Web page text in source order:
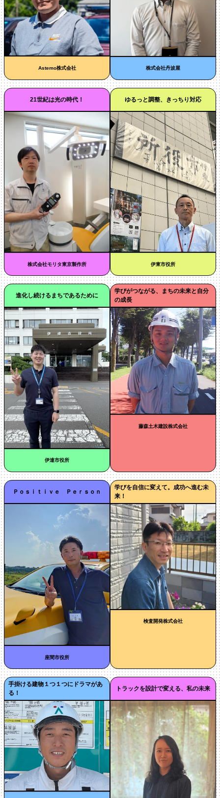
Astemo株式会社 株式会社丹波屋
21世紀は光の時代！
株式会社モリタ東京製作所
ゆるっと調整、きっちり対応
伊東市役所
進化し続けるまちであるために
伊達市役所
学びがつながる、まちの未来と自分
の成長
藤森土木建設株式会社
Ｐｏｓｉｔｉｖｅ Ｐｅｒｓｏｎ
座間市役所
学びを自信に変えて。成功へ進む未
来！
検査開発株式会社
手掛ける建物１つ１つにドラマがあ
る！
トラックを設計で変える、私の未来